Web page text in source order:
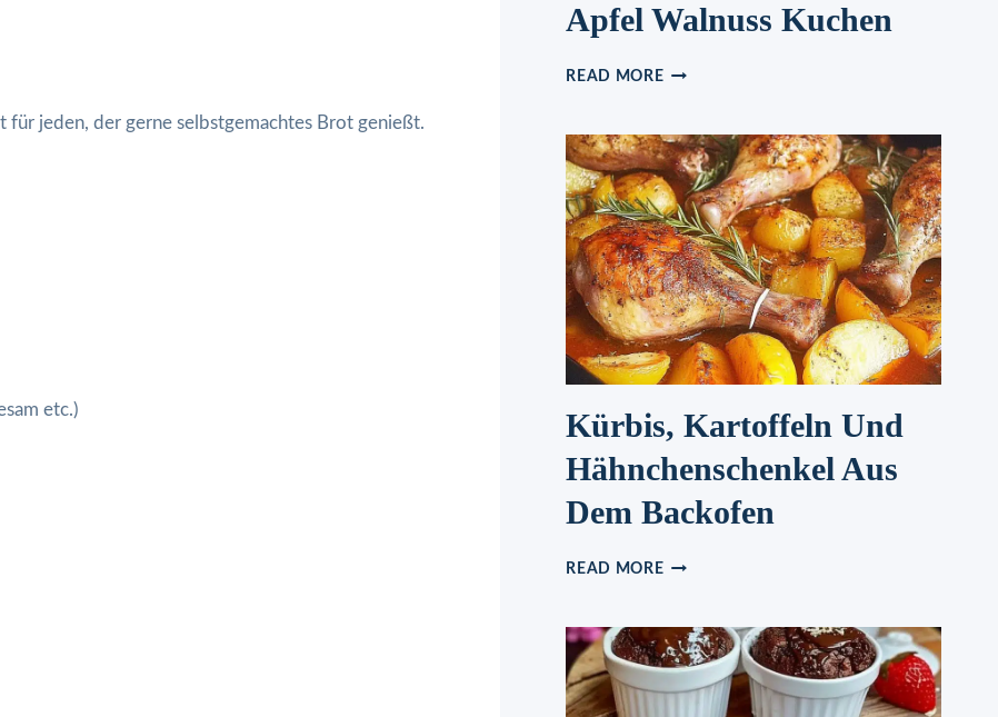
für jeden, der gerne selbstgemachtes Brot genießt.
etc.)
Apfel Walnuss Kuchen
READ MOREAPFEL
Kürbis, Kartoffeln Und
Hähnchenschenkel Aus
Dem Backofen
READ MOREKÜRBIS,
HÄHNCHENSCHENKEL
AUS
BACKOFEN